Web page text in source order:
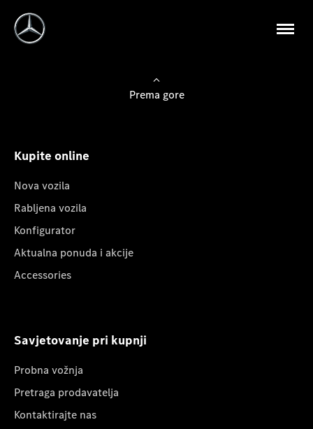
Prema gore
Kupite online
Nova vozila
Rabljena vozila
Konfigurator
Aktualna ponuda i akcije
Accessories
Savjetovanje pri kupnji
Probna vožnja
Pretraga prodavatelja
Kontaktirajte nas